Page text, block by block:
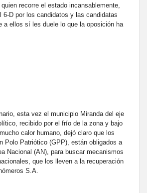
recorre el estado incansablemente,
6-D por los candidatos y las candidatas
a ellos sí les duele lo que la oposición ha
esta vez el municipio Miranda del eje
recibido por el frío de la zona y bajo
calor humano, dejó claro que los
Polo Patriótico (GPP), están obligados a
Nacional (AN), para buscar mecanismos
que los lleven a la recuperación
S.A.